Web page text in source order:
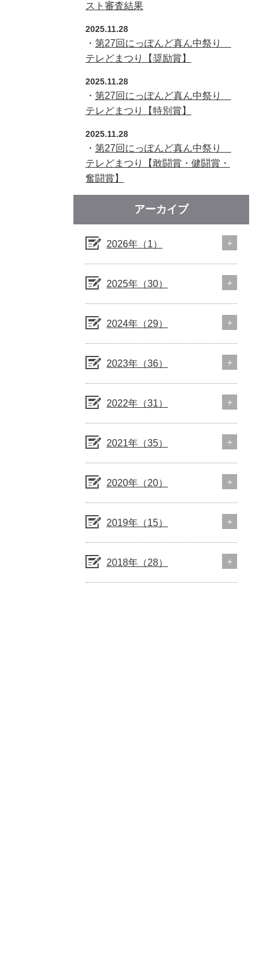
スト審査結果
2025.11.28
・ 第27回にっぽんど真ん中祭り
テレどまつり【奨励賞】
2025.11.28
・ 第27回にっぽんど真ん中祭り
テレどまつり【特別賞】
2025.11.28
・ 第27回にっぽんど真ん中祭り
テレどまつり【敢闘賞・健闘賞・
奮闘賞】
アーカイブ
2026年（1）
2025年（30）
2024年（29）
2023年（36）
2022年（31）
2021年（35）
2020年（20）
2019年（15）
2018年（28）